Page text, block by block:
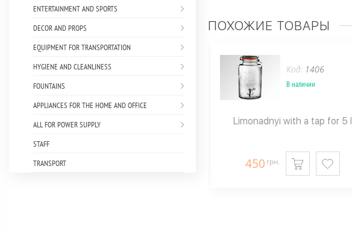
ENTERTAINMENT AND SPORTS
DECOR AND PROPS
EQUIPMENT FOR TRANSPORTATION
HYGIENE AND CLEANLINESS
FOUNTAINS
APPLIANCES FOR THE HOME AND OFFICE
ALL FOR POWER SUPPLY
STAFF
TRANSPORT
ПОХОЖИЕ ТОВАРЫ
Код: 1406
В наличии
Limonadnyi with a tap for 5 l
450 грн.